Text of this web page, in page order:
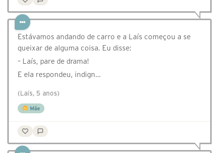
Estávamos andando de carro e a Laís começou a se
queixar de alguma coisa. Eu disse:
– Laís, pare de drama!
E ela respondeu, indign…
(Laís, 5 anos)
Mãe